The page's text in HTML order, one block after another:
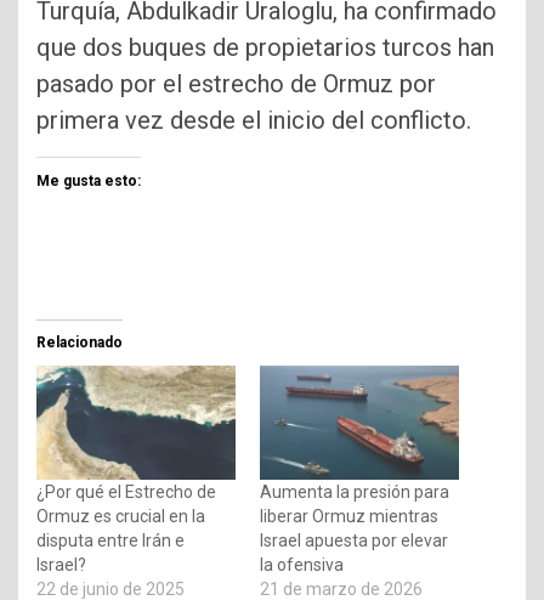
Turquía, Abdulkadir Uraloglu, ha confirmado
que dos buques de propietarios turcos han
pasado por el estrecho de Ormuz por
primera vez desde el inicio del conflicto.
Me gusta esto:
Relacionado
¿Por qué el Estrecho de
Ormuz es crucial en la
disputa entre Irán e
Israel?
22 de junio de 2025
Aumenta la presión para
liberar Ormuz mientras
Israel apuesta por elevar
la ofensiva
21 de marzo de 2026